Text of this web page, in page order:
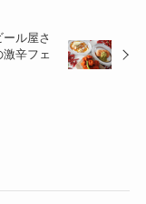
ル屋さ
辛フェ